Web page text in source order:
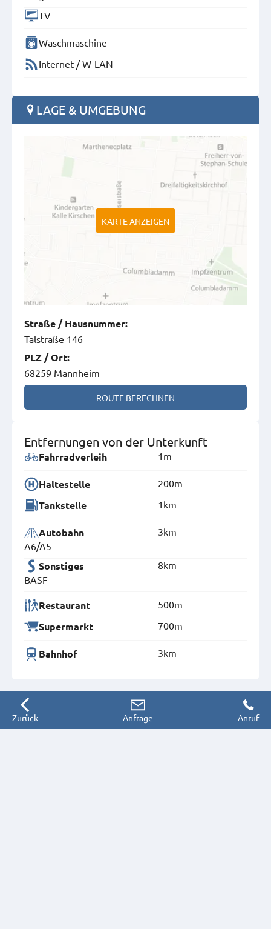
TV
Waschmaschine
Internet / W-LAN
LAGE & UMGEBUNG
KARTE ANZEIGEN
Straße / Hausnummer:
Talstraße 146
PLZ /Ort:
68259 Mannheim
ROUTE BERECHNEN
Entfernungen von der Unterkunft
Fahrradverleih 1m
Haltestelle 200m
Tankstelle 1km
Autobahn
A6/A5
3km
Sonstiges
BASF
8km
Restaurant 500m
Supermarkt 700m
Bahnhof 3km
Zurück Anfrage Anruf